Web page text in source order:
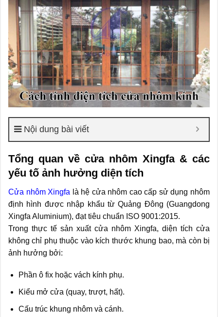
Nội dung bài viết
Tổng quan về cửa nhôm Xingfa & các
yếu tố ảnh hưởng diện tích
Cửa nhôm Xingfa là hệ cửa nhôm cao cấp sử dụng nhôm
định hình được nhập khẩu từ Quảng Đông (Guangdong
Xingfa Aluminium), đạt tiêu chuẩn ISO 9001:2015.
Trong thực tế sản xuất cửa nhôm Xingfa, diện tích cửa
không chỉ phụ thuộc vào kích thước khung bao, mà còn bị
ảnh hưởng bởi:
Phần ô fix hoặc vách kính phụ.
Kiểu mở cửa (quay, trượt, hất).
Cấu trúc khung nhôm và cánh.